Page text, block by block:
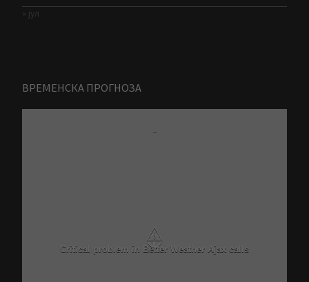
« јул
ВРЕМЕНСКА ПРОГНОЗА
-
⚠
Critical problem in Better Weather Ajax calls